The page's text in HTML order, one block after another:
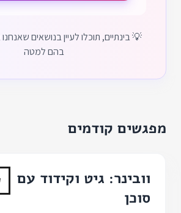
💡 בינתיים, תוכלו לעיין בנושאים
בהם למטה
מפגשים קודמים
וובינר: גיט וקידוד עם
סוכן